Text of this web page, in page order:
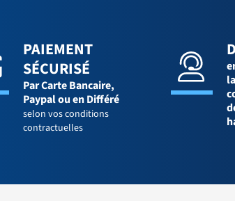
PAIEMENT
SÉCURISÉ
Par Carte Bancaire,
Paypal ou en Différé
selon vos conditions
contractuelles